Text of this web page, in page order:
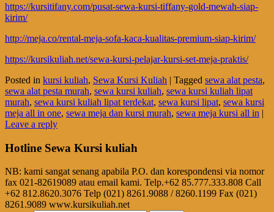
https://kursitifany.com/pusat-sewa-kursi-tiffany-gold-mewah-siap-
kirim/
http://meja.co/rental-meja-sofa-kaca-kualitas-premium-siap-kirim/
https://kursikuliah.net/sewa-kursi-pelajar-kursi-set-meja-praktis/
Posted in kursi kuliah, Sewa Kursi Kuliah | Tagged sewa alat pesta,
sewa alat pesta murah, sewa kursi kuliah, sewa kursi kuliah lipat
murah, sewa kursi kuliah lipat terdekat, sewa kursi lipat, sewa kursi
meja all in one, sewa meja dan kursi murah, sewa meja kursi all in |
Leave a reply
Hotline Sewa Kursi kuliah
NB: kami sangat senang apabila P.O. dan korespondensi via nomor
fax 021-82619089 atau email kami. Telp.+62 85.777.333.808 Call
+62 812.8620.3076 Telp (021) 8261.9088 / 8260.1199 Fax (021)
8261.9089 www.kursikuliah.net